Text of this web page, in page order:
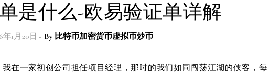
是什么-欧易验证单详解
年1月20日 - By 比特币加密货币虚拟币炒币